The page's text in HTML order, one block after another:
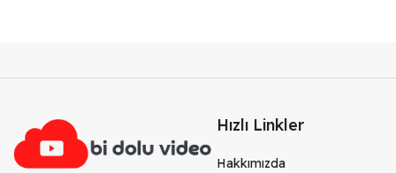
Hızlı Linkler
Hakkımızda